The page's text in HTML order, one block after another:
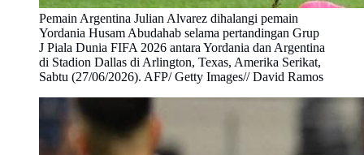
Pemain Argentina Julian Alvarez dihalangi pemain
Yordania Husam Abudahab selama pertandingan Grup
J Piala Dunia FIFA 2026 antara Yordania dan Argentina
di Stadion Dallas di Arlington, Texas, Amerika Serikat,
Sabtu (27/06/2026). AFP/ Getty Images// David Ramos